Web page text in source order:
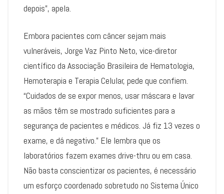
depois”, apela.
Embora pacientes com câncer sejam mais
vulneráveis, Jorge Vaz Pinto Neto, vice-diretor
científico da Associação Brasileira de Hematologia,
Hemoterapia e Terapia Celular, pede que confiem.
“Cuidados de se expor menos, usar máscara e lavar
as mãos têm se mostrado suficientes para a
segurança de pacientes e médicos. Já fiz 13 vezes o
exame, e dá negativo.” Ele lembra que os
laboratórios fazem exames drive-thru ou em casa.
Não basta conscientizar os pacientes, é necessário
um esforço coordenado sobretudo no Sistema Único